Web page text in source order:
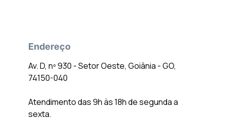
Endereço
Av. D, nº 930 - Setor Oeste, Goiânia - GO,
74150-040
Atendimento das 9h às 18h de segunda a
sexta.